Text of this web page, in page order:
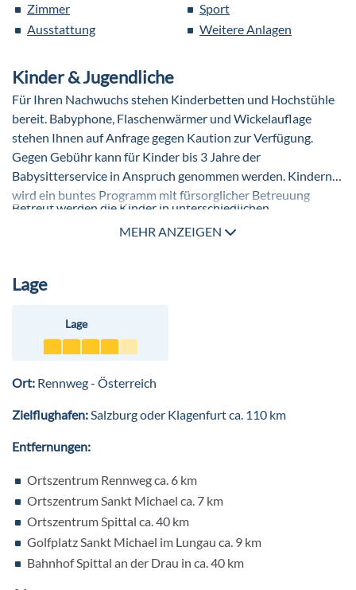
Zimmer
Ausstattung
Sport
Weitere Anlagen
Kinder & Jugendliche
Für Ihren Nachwuchs stehen Kinderbetten und Hochstühle
bereit. Babyphone, Flaschenwärmer und Wickelauflage
stehen Ihnen auf Anfrage gegen Kaution zur Verfügung.
Gegen Gebühr kann für Kinder bis 3 Jahre der
Babysitterservice in Anspruch genommen werden. Kindern
wird ein buntes Programm mit fürsorglicher Betreuung
geboten. Für Abwechslung und jede Menge gute Laune
sorgen unter anderem ein Spielplatz und Indoor-
Kindersauna und Dampfbad bestens aufgehoben. Gegen
Betreut werden die Kinder in unterschiedlichen
Altersgruppen. Minis (3-6 Jahre) und Maxis (7-12 Jahre)
MEHR ANZEIGEN
Lage
Lage
Ort: Rennweg - Österreich
Zielflughafen:Salzburg oder Klagenfurt ca. 110 km
Entfernungen:
Ortszentrum Rennweg ca. 6 km
Ortszentrum Sankt Michael ca. 7 km
Ortszentrum Spittal ca. 40 km
Golfplatz Sankt Michael im Lungau ca. 9 km
Bahnhof Spittal an der Drau in ca. 40 km